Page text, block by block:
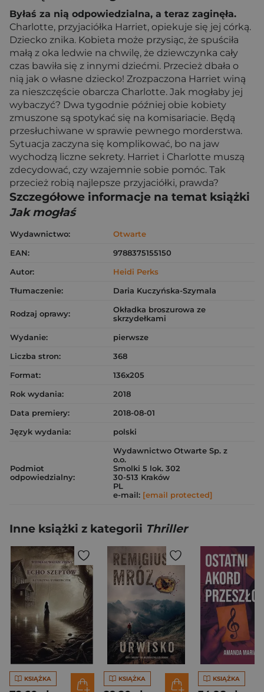
Byłaś za nią odpowiedzialna, a teraz zaginęła.
Charlotte, przyjaciółka Harriet, opiekuje się jej córką.
Dziecko znika. Kobieta może przysiąc, że spuściła
małą z oka ledwie na chwilę, że dziewczynka cały
czas bawiła się z innymi dziećmi. Przecież dbała o
nią jak o własne dziecko! Zrozpaczona Harriet winą
za nieszczęście obarcza Charlotte. Jak mogłaby jej
wybaczyć? Dwa tygodnie później obie kobiety
zmuszone są spotykać się na komisariacie. Będą
przesłuchiwane w sprawie pewnego morderstwa.
Sytuacja zaczyna się komplikować, bo na jaw
wychodzą liczne sekrety. Harriet i Charlotte muszą
zdecydować, czy wzajemnie sobie pomóc. Tak
przecież robią najlepsze przyjaciółki, prawda?
Szczegółowe informacje na temat książki
Jak mogłaś
Wydawnictwo:
Otwarte
EAN:
9788375155150
Autor:
Heidi Perks
Tłumaczenie:
Daria Kuczyńska-Szymala
Rodzaj oprawy:
Okładka broszurowa ze
skrzydełkami
Wydanie:
pierwsze
Liczba stron:
368
Format:
136x205
Rok wydania:
2018
Data premiery:
2018-08-01
Język wydania:
polski
Podmiot
odpowiedzialny:
Wydawnictwo Otwarte Sp. z
o.o.
Smolki 5 lok. 302
30-513 Kraków
PL
e-mail: [email protected]
Inne książki z kategorii Thriller
KSIĄŻKA KSIĄŻKA KSIĄŻKA